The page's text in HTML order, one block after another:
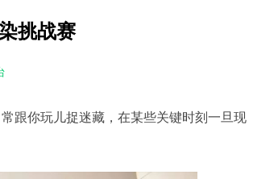
挑战赛
跟你玩儿捉迷藏，在某些关键时刻一旦现